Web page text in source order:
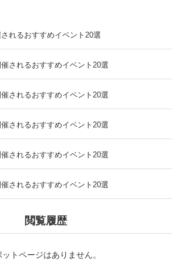
れるおすすめイベント20選
されるおすすめイベント20選
されるおすすめイベント20選
されるおすすめイベント20選
されるおすすめイベント20選
されるおすすめイベント20選
閲覧履歴
トページはありません。